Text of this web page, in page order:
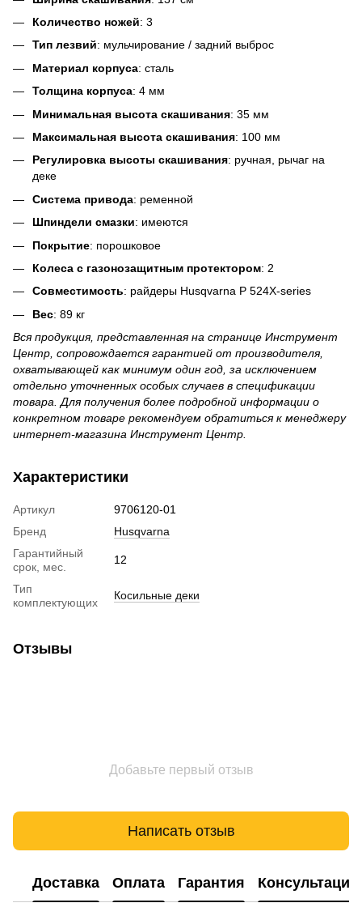
Количество ножей: 3
Тип лезвий: мульчирование / задний выброс
Материал корпуса: сталь
Толщина корпуса: 4 мм
Минимальная высота скашивания: 35 мм
Максимальная высота скашивания: 100 мм
Регулировка высоты скашивания: ручная, рычаг на
деке
Система привода: ременной
Шпиндели смазки: имеются
Покрытие: порошковое
Колеса с газонозащитным протектором: 2
Совместимость: райдеры Husqvarna P 524X-series
Вес: 89 кг
Вся продукция, представленная на странице Инструмент
Центр, сопровождается гарантией от производителя,
охватывающей как минимум один год, за исключением
отдельно уточненных особых случаев в спецификации
товара. Для получения более подробной информации о
конкретном товаре рекомендуем обратиться к менеджеру
интернет-магазина Инструмент Центр.
Характеристики
Артикул
9706120-01
Бренд
Husqvarna
Гарантийный
срок, мес.
12
Тип
комплектующих
Косильные деки
Отзывы
Добавьте первый отзыв
Написать отзыв
Доставка Оплата Гарантия Консультация